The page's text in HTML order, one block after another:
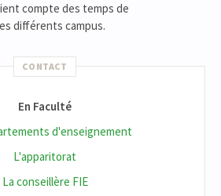
compte des temps de
différents campus.
CONTACT
En Faculté
d'enseignement
L'apparitorat
La conseillère FIE